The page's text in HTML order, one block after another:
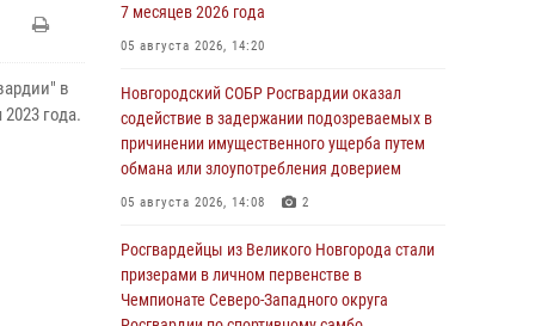
в
года.
7 месяцев 2026 года
05 августа 2026, 14:20
Новгородский СОБР Росгвардии оказал
содействие в задержании подозреваемых в
причинении имущественного ущерба путем
обмана или злоупотребления доверием
05 августа 2026, 14:08 2
Росгвардейцы из Великого Новгорода стали
призерами в личном первенстве в
Чемпионате Северо-Западного округа